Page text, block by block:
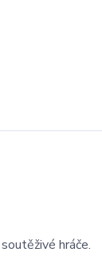
hráče.